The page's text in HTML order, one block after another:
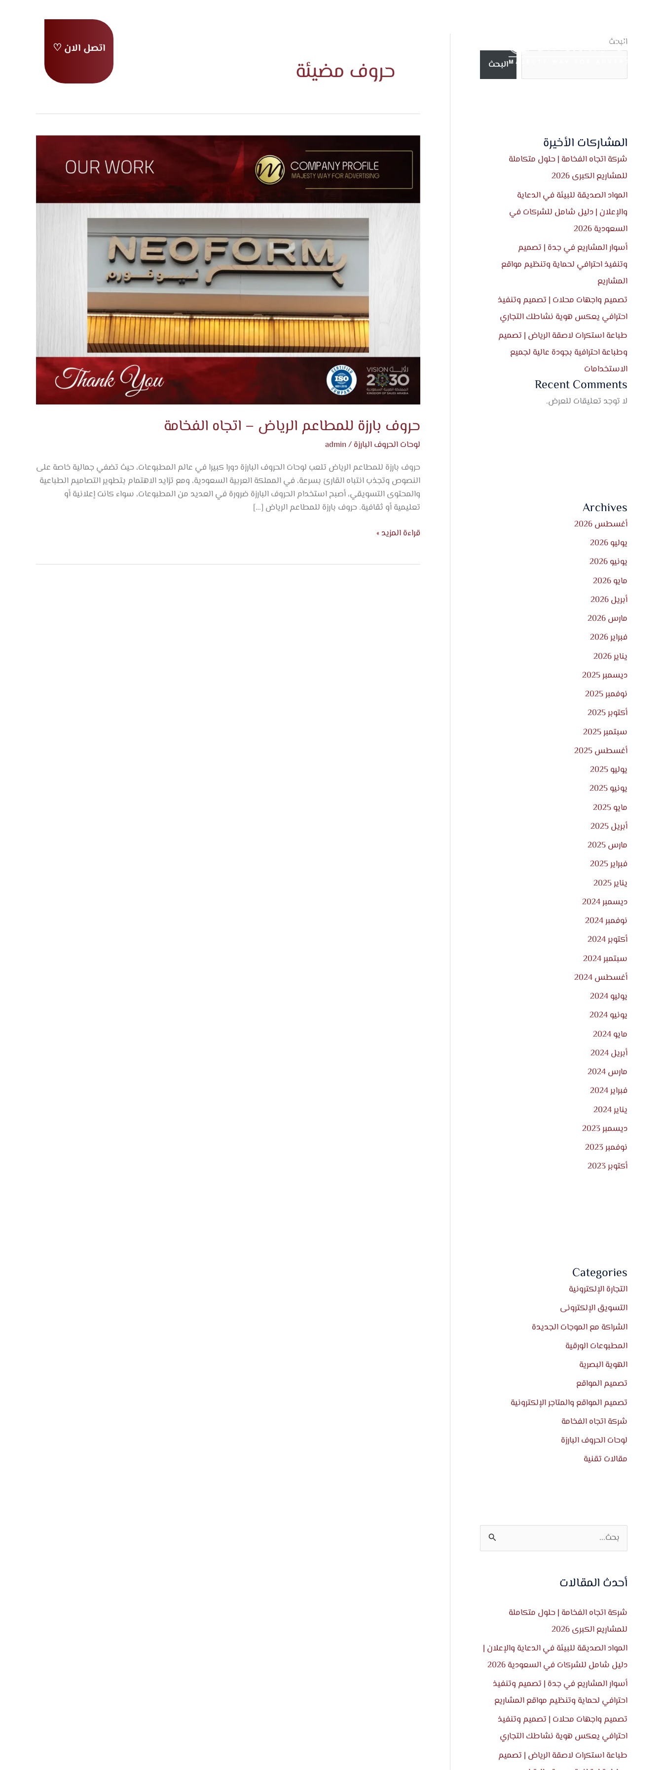
اتصل الان ♡
البحث
البحث
المشاركات الأخيرة
شركة اتجاه الفخامة | حلول متكاملة
للمشاريع الكبرى 2026
المواد الصديقة للبيئة في الدعاية
والإعلان | دليل شامل للشركات في
السعودية 2026
أسوار المشاريع في جدة | تصميم
وتنفيذ احترافي لحماية وتنظيم مواقع
المشاريع
تصميم واجهات محلات | تصميم وتنفيذ
احترافي يعكس هوية نشاطك التجاري
طباعة استكرات لاصقة الرياض | تصميم
وطباعة احترافية بجودة عالية لجميع
الاستخدامات
Recent Comments
لا توجد تعليقات للعرض.
Archives
أغسطس 2026
يوليو 2026
يونيو 2026
مايو 2026
أبريل 2026
مارس 2026
فبراير 2026
يناير 2026
ديسمبر 2025
نوفمبر 2025
أكتوبر 2025
سبتمبر 2025
أغسطس 2025
يوليو 2025
يونيو 2025
مايو 2025
أبريل 2025
مارس 2025
فبراير 2025
يناير 2025
ديسمبر 2024
نوفمبر 2024
أكتوبر 2024
سبتمبر 2024
أغسطس 2024
يوليو 2024
يونيو 2024
مايو 2024
أبريل 2024
مارس 2024
فبراير 2024
يناير 2024
ديسمبر 2023
نوفمبر 2023
أكتوبر 2023
Categories
التجارة الإلكترونية
التسويق الإلكترونى
الشراكة مع الموجات الجديدة
المطبوعات الورقية
الهوية البصرية
تصميم المواقع
تصميم المواقع والمتاجر الإلكترونية
شركة اتجاه الفخامة
لوحات الحروف البارزة
مقالات تقنية
ب
ح
ث
ع
أحدث المقالات
شركة اتجاه الفخامة | حلول متكاملة
للمشاريع الكبرى 2026
المواد الصديقة للبيئة في الدعاية والإعلان |
دليل شامل للشركات في السعودية 2026
أسوار المشاريع في جدة | تصميم وتنفيذ
احترافي لحماية وتنظيم مواقع المشاريع
تصميم واجهات محلات | تصميم وتنفيذ
احترافي يعكس هوية نشاطك التجاري
طباعة استكرات لاصقة الرياض | تصميم
حروف مضيئة
حروف بارزة للمطاعم الرياض – اتجاه الفخامة
لوحات الحروف البارزة/
admin
حروف بارزة للمطاعم الرياض تلعب لوحات الحروف البارزة دورا كبيرا في عالم المطبوعات، حيث تضفي جمالية خاصة على
النصوص وتجذب انتباه القارئ بسرعة، في المملكة العربية السعودية، ومع تزايد الاهتمام بتطوير التصاميم الطباعية
والمحتوى التسويقي، أصبح استخدام الحروف البارزة ضرورة في العديد من المطبوعات، سواء كانت إعلانية أو
تعليمية أو ثقافية. حروف بارزة للمطاعم الرياض […]
بارزة
اتجاه
قراءة المزيد »